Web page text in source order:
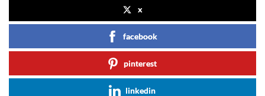
x
facebook
pinterest
linkedin